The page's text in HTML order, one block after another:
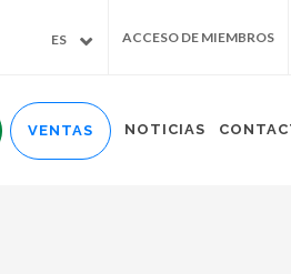
ES ACCESO DE MIEMBROS
VENTAS NOTICIAS